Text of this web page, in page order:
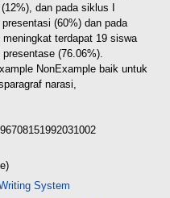
dan pada siklus I
(60%) dan pada
terdapat 19 siswa
presentase (76.06%).
NonExample baik untuk
narasi,
System